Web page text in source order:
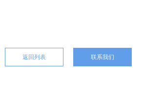
返回列表 联系我们